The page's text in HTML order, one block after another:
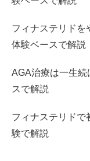
フィナステリドを
体験ベースで解説
AGA治療は一生
スで解説
フィナステリドで
験で解説